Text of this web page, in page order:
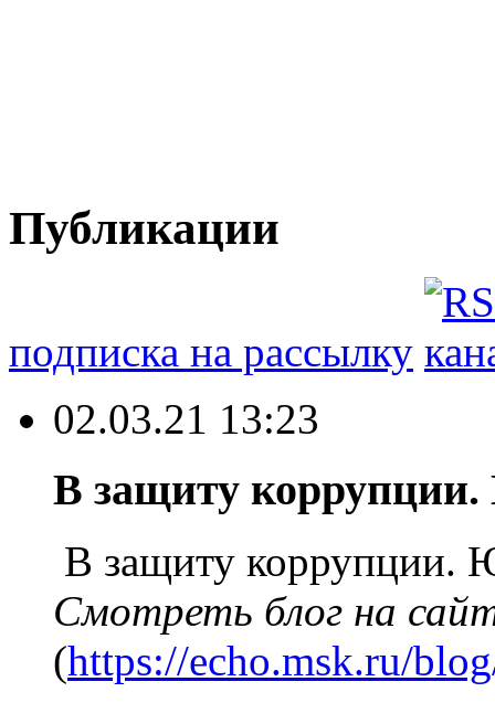
Публикации
подписка на рассылку
02.03.21 13:23
В защиту
В защиту коррупции.
Смотреть блог на
(https://echo.msk.ru/